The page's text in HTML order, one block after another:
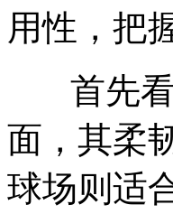
用性，把
首先看
面，其柔
球场则适